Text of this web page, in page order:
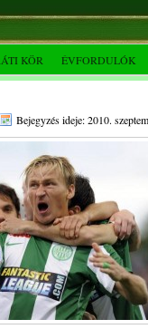
KÖR ÉVFORDULÓK
Bejegyzés ideje: 2010.